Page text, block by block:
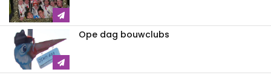
Ope dag bouwclubs